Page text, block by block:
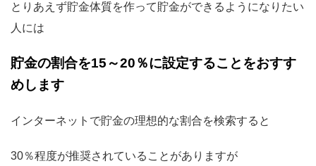
とりあえず貯金体質を作って貯金ができるようになりたい
人には
貯金の割合を15～20％に設定することをおすす
めします
インターネットで貯金の理想的な割合を検索すると
30％程度が推奨されていることがありますが